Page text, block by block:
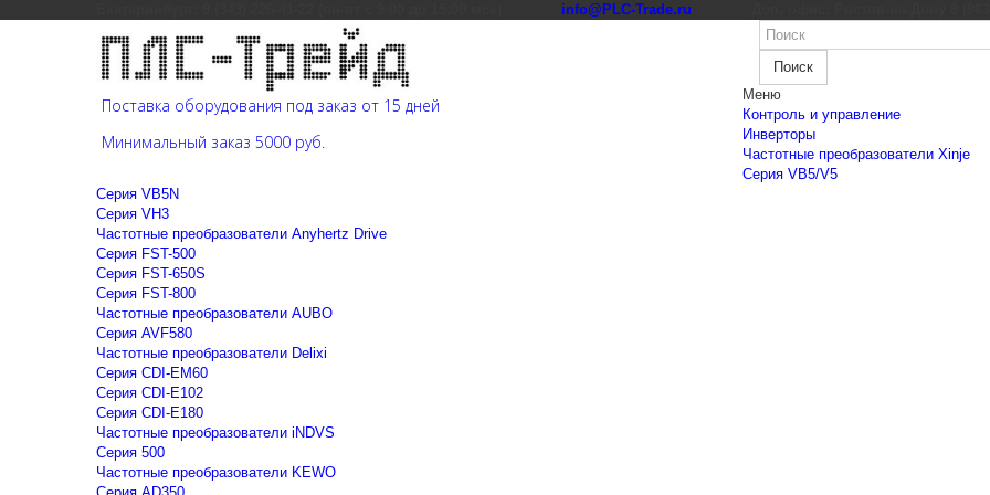
info@PLC-Trade.ru
Поставка оборудования под заказ от 15 дней
Минимальный заказ 5000 руб.
Поиск
Меню
Контроль и управление
Инверторы
Частотные преобразователи Xinje
Cерия VB5/V5
Cерия VB5N
Cерия VH3
Частотные преобразователи Anyhertz Drive
Серия FST-500
Серия FST-650S
Серия FST-800
Частотные преобразователи AUBO
Серия AVF580
Частотные преобразователи Delixi
Серия CDI-EM60
Серия CDI-E102
Серия CDI-E180
Частотные преобразователи iNDVS
Серия 500
Частотные преобразователи KEWO